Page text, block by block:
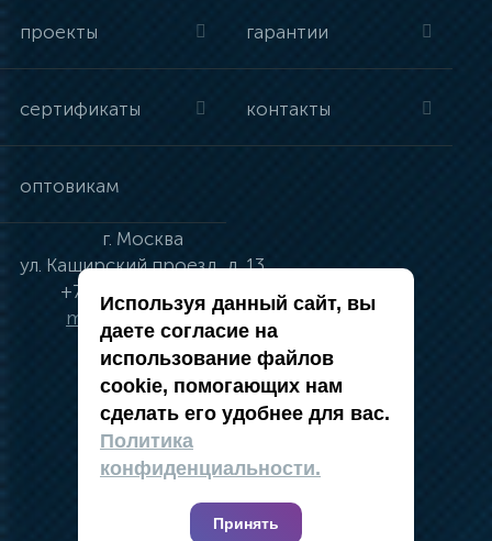
проекты гарантии
сертификаты контакты
оптовикам
г. Москва
ул. Каширский проезд, д. 13
+7 (495) 134-41-83
moskva@vincci.ru
политика в отношении обработки
персональных данных
публичная оферта
карта сайта
Используя данный сайт, вы
даете согласие на
использование файлов
cookie, помогающих нам
сделать его удобнее для вас.
Политика
конфиденциальности.
Принять